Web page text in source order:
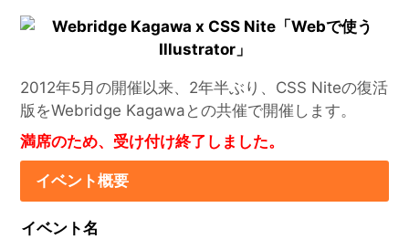
2012年5月の開催以来、2年半ぶり、CSS Niteの復活
版をWebridge Kagawaとの共催で開催します。
満席のため、受け付け終了しました。
イベント概要
イベント名